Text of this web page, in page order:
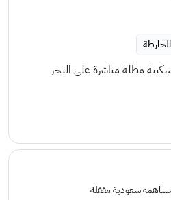
مساهمه سعودية مقفلة